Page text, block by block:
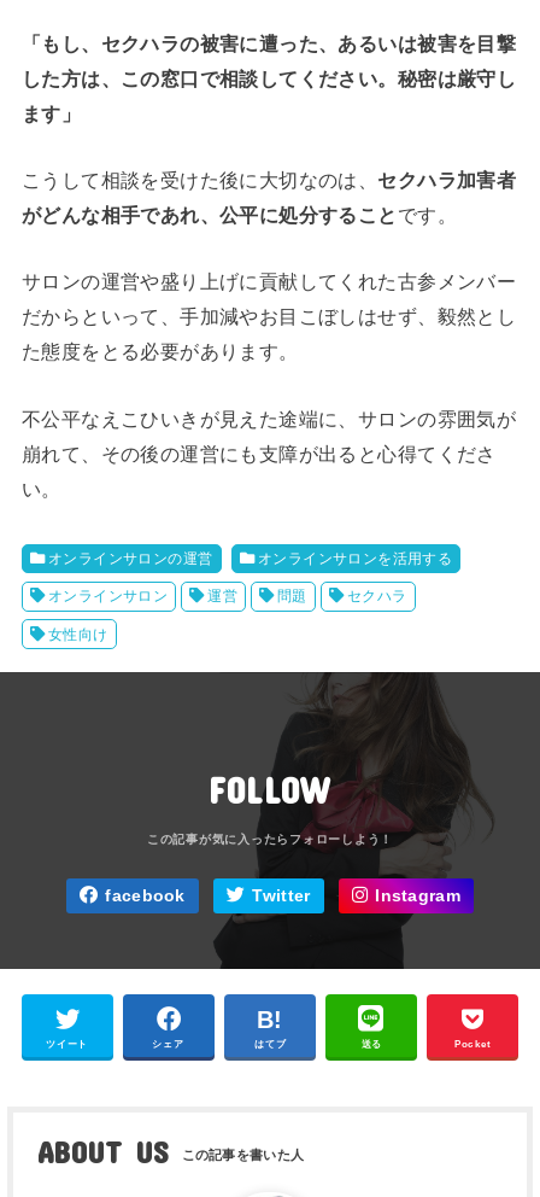
「もし、セクハラの被害に遭った、あるいは被害を目撃
した方は、この窓口で相談してください。秘密は厳守し
ます」
こうして相談を受けた後に大切なのは、 セクハラ加害者
がどんな相手であれ、公平に処分すること です。
サロンの運営や盛り上げに貢献してくれた古参メンバー
だからといって、手加減やお目こぼしはせず、毅然とし
た態度をとる必要があります。
不公平なえこひいきが見えた途端に、サロンの雰囲気が
崩れて、その後の運営にも支障が出ると心得てくださ
い。
オンラインサロンの運営 オンラインサロンを活用する
オンラインサロン 運営 問題 セクハラ
女性向け
FOLLOW
facebook Twitter Instagram
ツイート シェア はてブ 送る Pocket
ABOUT US